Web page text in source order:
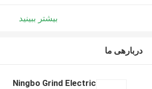
بیشتر ببینید
دربارهی ما
Ningbo Grind Electric